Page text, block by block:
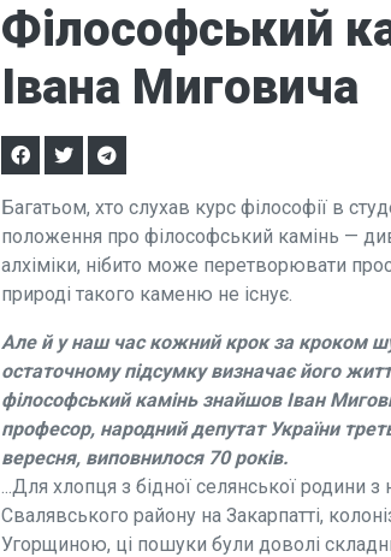
Філософський
Івана Миговича
Багатьом, хто слухав курс філософії в
положення про філософський камінь —
алхіміки, нібито може перетворювати
природі такого каменю не існує.
Але й у наш час кожний крок за кроком
остаточному підсумку визначає його
філософський камінь знайшов Іван
професор, народний депутат України
вересня, виповнилося 70 років.
...Для хлопця з бідної селянської родини
Свалявського району на Закарпатті,
Угорщиною, ці пошуки були доволі